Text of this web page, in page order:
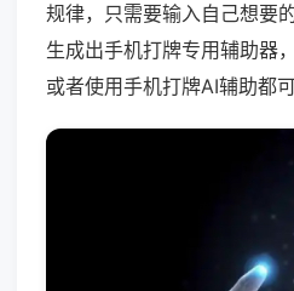
规律，只需要输入自己想要
生成出手机打牌专用辅助器
或者使用手机打牌AI辅助都